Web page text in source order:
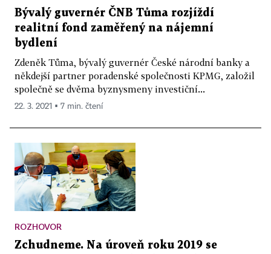
Bývalý guvernér ČNB Tůma rozjíždí
realitní fond zaměřený na nájemní
bydlení
Zdeněk Tůma, bývalý guvernér České národní banky a
někdejší partner poradenské společnosti KPMG, založil
společně se dvěma byznysmeny investiční...
22. 3. 2021 ▪ 7 min. čtení
ROZHOVOR
Zchudneme. Na úroveň roku 2019 se